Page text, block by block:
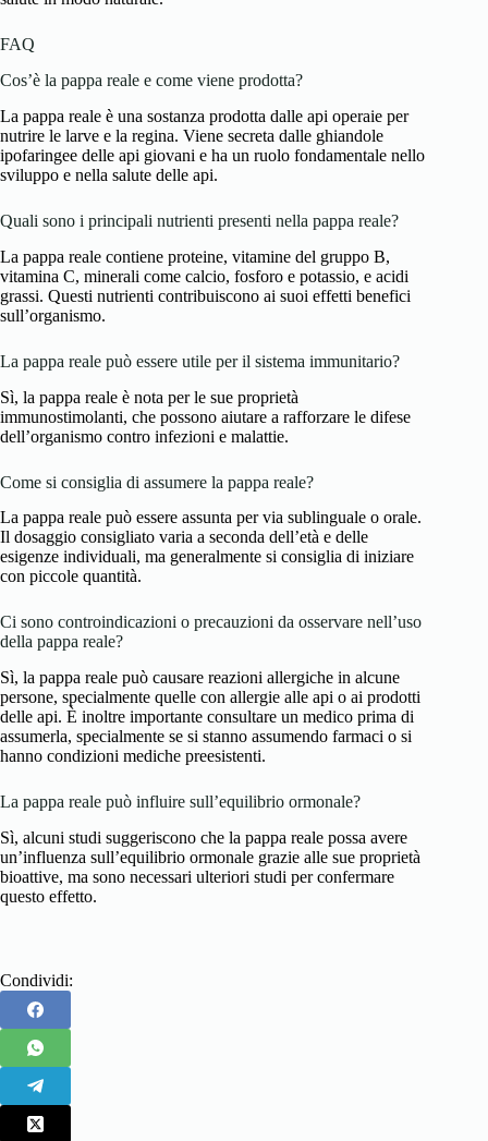
FAQ
Cos’è la pappa reale e come viene prodotta?
La pappa reale è una sostanza prodotta dalle api operaie per
nutrire le larve e la regina. Viene secreta dalle ghiandole
ipofaringee delle api giovani e ha un ruolo fondamentale nello
sviluppo e nella salute delle api.
Quali sono i principali nutrienti presenti nella pappa reale?
La pappa reale contiene proteine, vitamine del gruppo B,
vitamina C, minerali come calcio, fosforo e potassio, e acidi
grassi. Questi nutrienti contribuiscono ai suoi effetti benefici
sull’organismo.
La pappa reale può essere utile per il sistema immunitario?
Sì, la pappa reale è nota per le sue proprietà
immunostimolanti, che possono aiutare a rafforzare le difese
dell’organismo contro infezioni e malattie.
Come si consiglia di assumere la pappa reale?
La pappa reale può essere assunta per via sublinguale o orale.
Il dosaggio consigliato varia a seconda dell’età e delle
esigenze individuali, ma generalmente si consiglia di iniziare
con piccole quantità.
Ci sono controindicazioni o precauzioni da osservare nell’uso
della pappa reale?
Sì, la pappa reale può causare reazioni allergiche in alcune
persone, specialmente quelle con allergie alle api o ai prodotti
delle api. È inoltre importante consultare un medico prima di
assumerla, specialmente se si stanno assumendo farmaci o si
hanno condizioni mediche preesistenti.
La pappa reale può influire sull’equilibrio ormonale?
Sì, alcuni studi suggeriscono che la pappa reale possa avere
un’influenza sull’equilibrio ormonale grazie alle sue proprietà
bioattive, ma sono necessari ulteriori studi per confermare
questo effetto.
Condividi: